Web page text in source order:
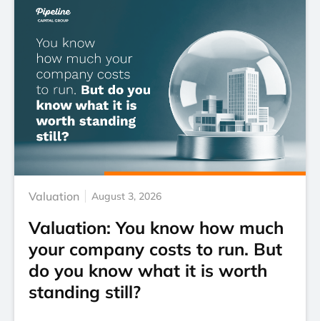
Valuation August 3, 2026
Valuation: You know how much
your company costs to run. But
do you know what it is worth
standing still?